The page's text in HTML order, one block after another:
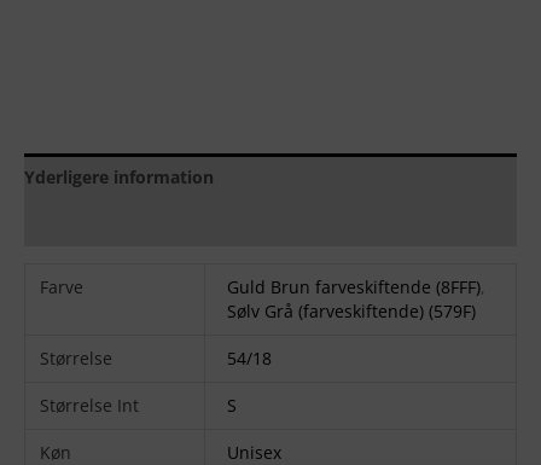
Yderligere information
Farve Guld Brun farveskiftende (8FFF),
Sølv Grå (farveskiftende) (579F)
Størrelse 54/18
Størrelse Int S
Køn Unisex